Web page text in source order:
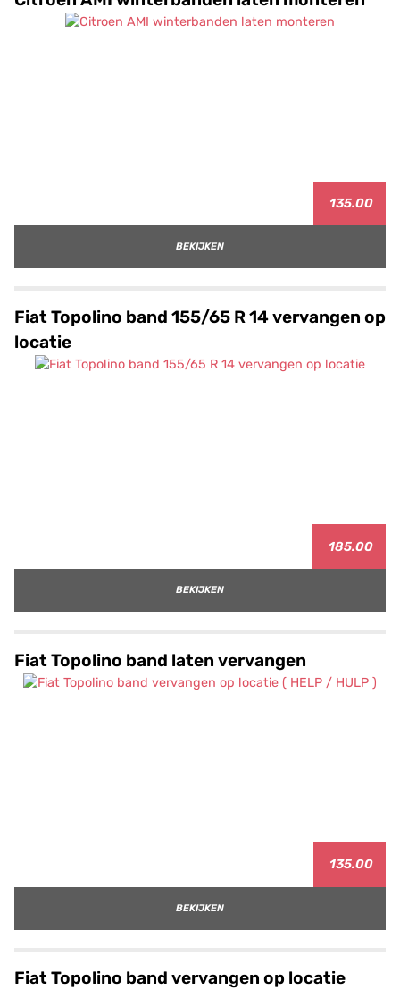
135.00
BEKIJKEN
Fiat Topolino band 155/65 R 14 vervangen op
locatie
185.00
BEKIJKEN
Fiat Topolino band laten vervangen
135.00
BEKIJKEN
Fiat Topolino band vervangen op locatie